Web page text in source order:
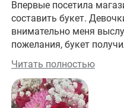
Впервые посетила
составить букет.
внимательно меня
пожелания, букет
восторге спасибо вам
Читать полностью